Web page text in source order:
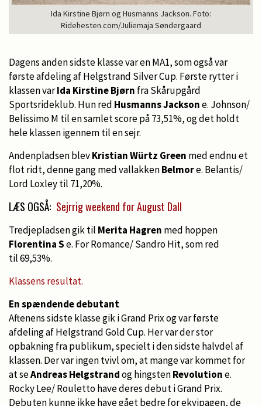
Ida Kirstine Bjørn og Husmanns Jackson. Foto:
Ridehesten.com/Juliemaja Søndergaard
Dagens anden sidste klasse var en MA1, som også var
første afdeling af Helgstrand Silver Cup. Første rytter i
klassen varIda Kirstine Bjørn fra Skårupgård
Sportsrideklub. Hun red Husmanns Jacksone. Johnson/
Belissimo M til en samlet score på 73,51%, og det holdt
hele klassen igennem til en sejr.
Andenpladsen blevKristian Würtz Green med endnu et
flot ridt, denne gang med vallakkenBelmore. Belantis/
Lord Loxley til 71,20%.
LÆS OGSÅ: Sejrrig weekend for August Dall
Tredjepladsen gik til Merita Hagren med hoppen
Florentina Se. For Romance/ Sandro Hit, som red
til 69,53%.
Klassens resultat.
En spændende debutant
Aftenens sidste klasse gik i Grand Prix og var første
afdeling af Helgstrand Gold Cup. Her var der stor
opbakning fra publikum, specielt i den sidste halvdel af
klassen. Der var ingen tvivl om, at mange var kommet for
at seAndreas Helgstrandog hingstenRevolutione.
Rocky Lee/ Rouletto have deres debut i Grand Prix.
Debuten kunne ikke have gået bedre for ekvipagen, de